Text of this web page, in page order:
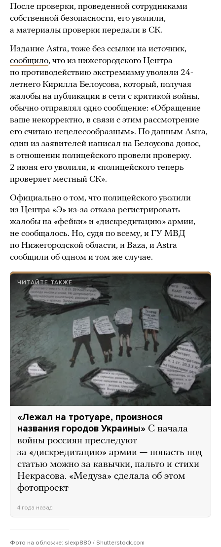
После проверки, проведенной сотрудниками
собственной безопасности, его уволили,
а материалы проверки передали в СК.
Издание Astra, тоже без ссылки на источник,
сообщило, что из нижегородского Центра
по противодействию экстремизму уволили 24-
летнего Кирилла Белоусова, который, получая
жалобы на публикации в сети с критикой войны,
обычно отправлял одно сообщение: «Обращение
ваше некорректно, в связи с этим рассмотрение
его считаю нецелесообразным». По данным Astra,
один из заявителей написал на Белоусова донос,
в отношении полицейского провели проверку.
2 июня его уволили, и «полицейского теперь
проверяет местный СК».
Официально о том, что полицейского уволили
из Центра «Э» из-за отказа регистрировать
жалобы на «фейки» и «дискредитацию» армии,
не сообщалось. Но, судя по всему, и ГУ МВД
по Нижегородской области, и Baza, и Astra
сообщили об одном и том же случае.
ЧИТАЙТЕ ТАКЖЕ
«Лежал на тротуаре, произнося
названия городов Украины» С начала
войны россиян преследуют
за «дискредитацию» армии — попасть под
статью можно за кавычки, пальто и стихи
Некрасова. «Медуза» сделала об этом
фотопроект
4 года назад
Фото на обложке: slexp880 / Shutterstock.com